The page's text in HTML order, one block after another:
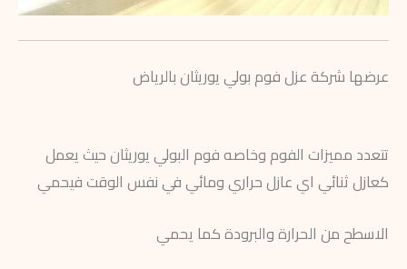
عرضها شركة عزل فوم بولي يوريثان بالرياض
تتعدد مميزات الفوم وخاصه فوم البولي يوريثان حيث يعمل
كعازل ثنائي اي عازل حراري ومائي في نفس الوقت فيحمي
الاسطح من الحرارة والبرودة كما يحمي